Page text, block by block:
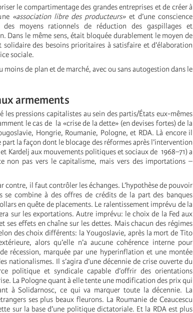
le compartimentage des grandes entreprises et de créer à
«association libre des producteurs»et d’une conscience
des moyens rationnels de réduction des gaspillages et
Dans le même sens, était bloquée durablement le moyen de
des besoins prioritaires à satisfaire et d’élaboration
sociale.
moins de plan et de marché, avec ou sans autogestion dans le
armements
les pressions capitalistes au sein des partis/États eux-mêmes
le cas de la «crise de la dette» (en devises fortes) de la
Hongrie, Roumanie, Pologne, et RDA. Là encore il
la façon dont le blocage des réformes après l’intervention
Kardelj aux mouvements politiques et sociaux de 1968–71) a
non pas vers le capitalisme, mais vers des importations –
contre, il faut contrôler les échanges. L’hypothèse de pouvoir
se combine à des offres de crédits de la part des banques
en quête de placements. Le ralentissement imprévu de la
sur les exportations. Autre imprévu: le choix de la Fed aux
ses effets en chaîne sur les dettes. Mais chacun des régimes
des choix différents: la Yougoslavie, après la mort de Tito
alors qu’elle n’a aucune cohérence interne pour
récession, marquée par une hyperinflation et une montée
nationalismes. Il s’agira d’une décennie de crise ouverte du
politique et syndicale capable d’offrir des orientations
La Pologne quant à elle tente une modification des prix qui
à Solidarnosc, ce qui va marquer toute la décennie. La
ses plus beaux fleurons. La Roumanie de Ceaucescu
sur la base d’une politique dictatoriale. Et la RDA est plus